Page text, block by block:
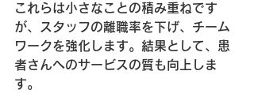
これらは小さなことの積み重ねです
が、スタッフの離職率を下げ、チーム
ワークを強化します。結果として、患
者さんへのサービスの質も向上しま
す。